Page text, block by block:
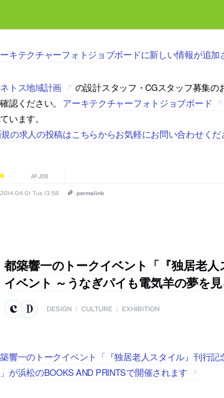
キテクチャーフォトジョブボードに新しい情報が追加
トス地域計画 の設計スタッフ・CGスタッフ募集の
認ください。
アーキテクチャーフォトジョブボード
います。
規の求人の投稿はこちらからお気軽にお問い合わせくだ
AP JOB
2014.04.01 Tue 13:58 permalink
都築響一のトークイベント「『独居老
イベント ～うなぎパイも電気羊の夢を
DESIGN CULTURE EXHIBITION
響一のトークイベント「『独居老人スタイル』刊行
が浜松のBOOKS AND PRINTSで開催されます